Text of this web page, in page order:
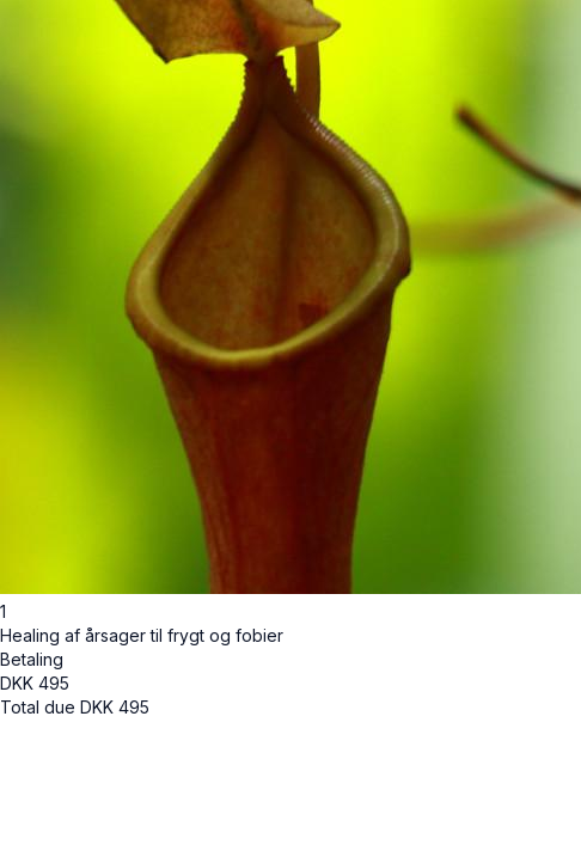
1
Healing af årsager til frygt og fobier
Betaling
DKK 495
Total due DKK 495